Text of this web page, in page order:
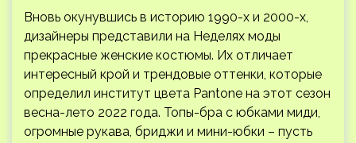
Вновь окунувшись в историю 1990-х и 2000-х,
дизайнеры представили на Неделях моды
прекрасные женские костюмы. Их отличает
интересный крой и трендовые оттенки, которые
определил институт цвета Pantone на этот сезон
весна-лето 2022 года. Топы-бра с юбками миди,
огромные рукава, бриджи и мини-юбки – пусть